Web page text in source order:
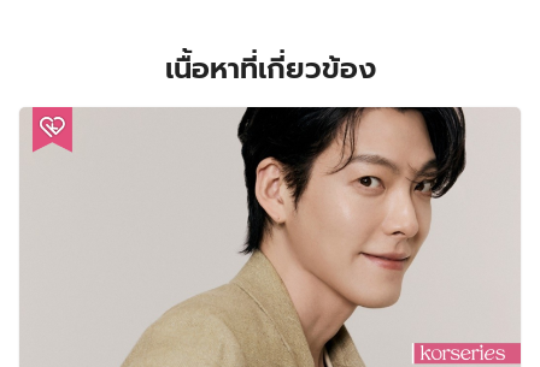
เนื้อหาที่เกี่ยวข้อง